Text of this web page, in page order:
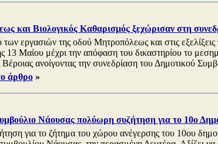
και Βιολογικός Καθαρισμός ξεχώρισαν στη
των εργασιών της οδού Μητροπόλεως και στις
13 Μαίου μέχρι την απόφαση του δικαστηρίου το
ανοίγοντας την συνεδρίαση του Δημοτικού
άρθρο»
Νάουσας πολύωρη συζήτηση για το 10ο
για το ζήτημα του χώρου ανέγερσης του 10ου